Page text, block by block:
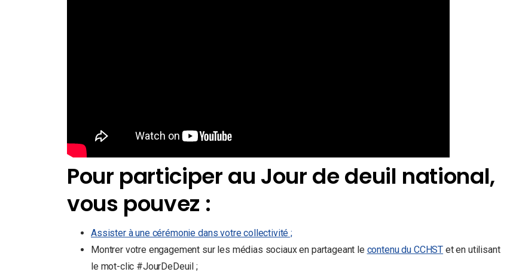
Pour participer au Jour de deuil national,
vous pouvez :
Assister à une cérémonie dans votre collectivité ;
Montrer votre engagement sur les médias sociaux en partageant le contenu du CCHST et en utilisant
le mot-clic #JourDeDeuil ;